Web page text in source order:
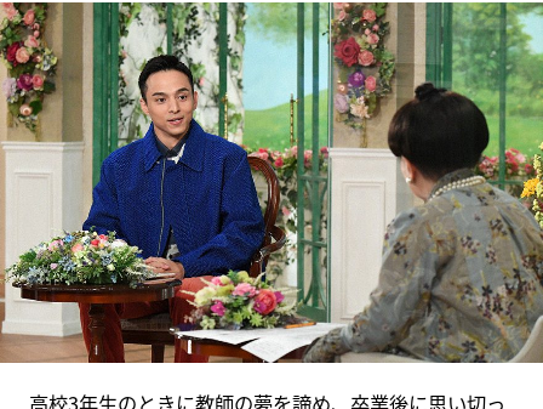
高校3年生のときに教師の夢を諦め、卒業後に思い切っ